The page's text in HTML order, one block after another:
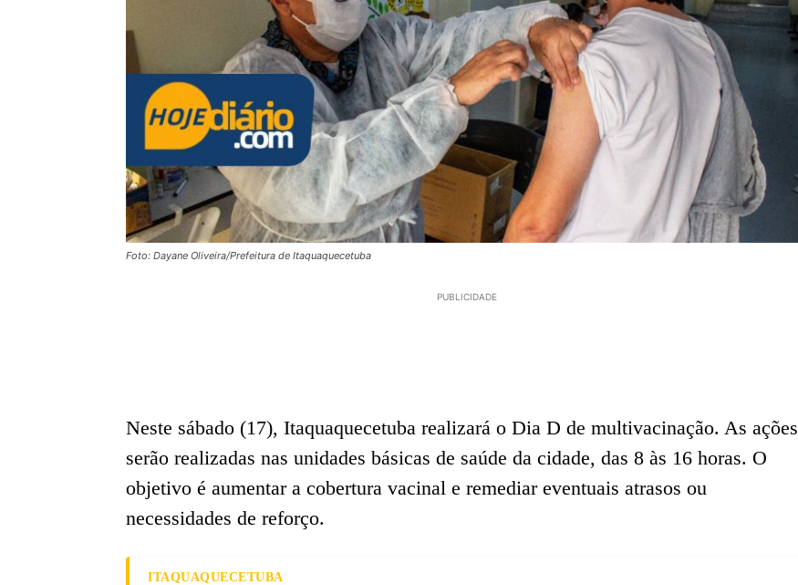
Foto: Dayane Oliveira/Prefeitura de Itaquaquecetuba
PUBLICIDADE
Neste sábado (17), Itaquaquecetuba realizará o Dia D de multivacinação. As ações
serão realizadas nas unidades básicas de saúde da cidade, das 8 às 16 horas. O
objetivo é aumentar a cobertura vacinal e remediar eventuais atrasos ou
necessidades de reforço.
ITAQUAQUECETUBA